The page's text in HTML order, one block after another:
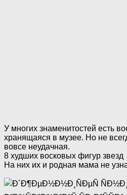
У многих знаменитостей есть
хранящаяся в музее. Но не
вовсе неудачная.
8 худших восковых фигур звезд
На них их и родная мама не